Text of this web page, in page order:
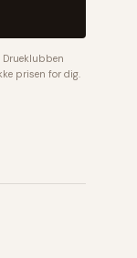
Drueklubben
prisen for dig.